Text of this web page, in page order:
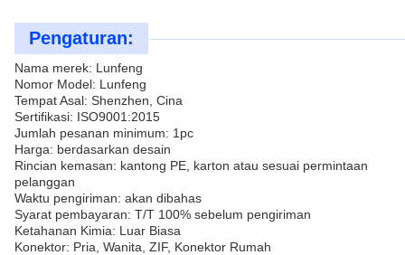
Pengaturan:
Nama merek: Lunfeng
Nomor Model: Lunfeng
Tempat Asal: Shenzhen, Cina
Sertifikasi: ISO9001:2015
Jumlah pesanan minimum: 1pc
Harga: berdasarkan desain
Rincian kemasan: kantong PE, karton atau sesuai permintaan
pelanggan
Waktu pengiriman: akan dibahas
Syarat pembayaran: T/T 100% sebelum pengiriman
Ketahanan Kimia: Luar Biasa
Konektor: Pria, Wanita, ZIF, Konektor Rumah